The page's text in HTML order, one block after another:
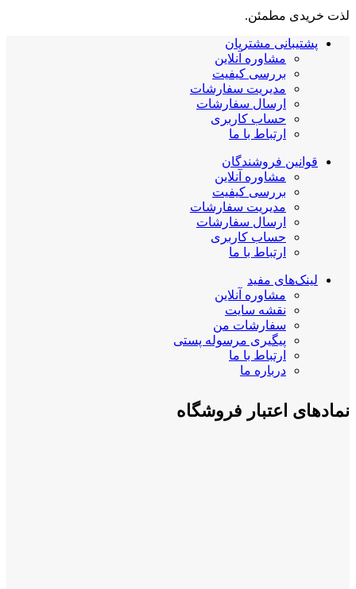
لذت خریدی مطمئن.
پشتیبانی مشتریان
مشاوره آنلاین
بررسی کیفیت
مدیریت سفارشات
ارسال سفارشات
حساب کاربری
ارتباط با ما
قوانین فروشندگان
مشاوره آنلاین
بررسی کیفیت
مدیریت سفارشات
ارسال سفارشات
حساب کاربری
ارتباط با ما
لینک‌های مفید
مشاوره آنلاین
نقشه سایت
سفارشات من
پیگیری مرسوله پستی
ارتباط با ما
درباره ما
نمادهای اعتبار فروشگاه